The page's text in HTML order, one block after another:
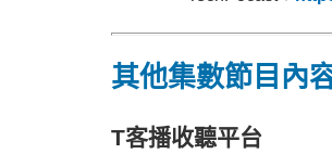
其他集數節目內
T客播收聽平台